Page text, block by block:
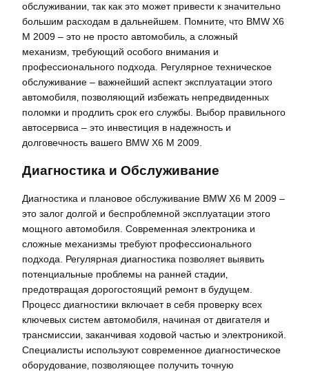
обслуживании‚ так как это может привести к значительно
большим расходам в дальнейшем. Помните‚ что BMW X6
M 2009 – это не просто автомобиль‚ а сложный
механизм‚ требующий особого внимания и
профессионального подхода. Регулярное техническое
обслуживание – важнейший аспект эксплуатации этого
автомобиля‚ позволяющий избежать непредвиденных
поломки и продлить срок его службы. Выбор правильного
автосервиса – это инвестиция в надежность и
долговечность вашего BMW X6 M 2009.
Диагностика и Обслуживание
Диагностика и плановое обслуживание BMW X6 M 2009 –
это залог долгой и беспроблемной эксплуатации этого
мощного автомобиля. Современная электроника и
сложные механизмы требуют профессионального
подхода. Регулярная диагностика позволяет выявить
потенциальные проблемы на ранней стадии‚
предотвращая дорогостоящий ремонт в будущем.
Процесс диагностики включает в себя проверку всех
ключевых систем автомобиля‚ начиная от двигателя и
трансмиссии‚ заканчивая ходовой частью и электроникой.
Специалисты используют современное диагностическое
оборудование‚ позволяющее получить точную